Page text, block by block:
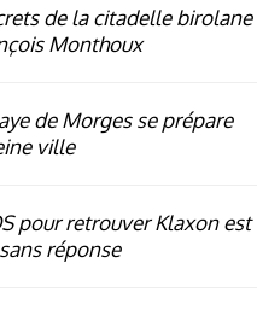
de la citadelle birolane
Monthoux
de Morges se prépare
ville
pour retrouver Klaxon est
réponse